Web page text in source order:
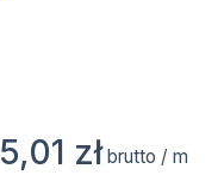
5,01 zł brutto / m